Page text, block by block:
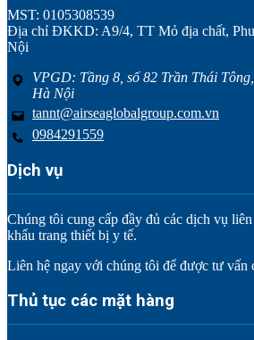
MST: 0105308539
Địa chỉ ĐKKD: A9/4, TT Mỏ địa chất,
Nội
VPGD: Tầng 8, số 82 Trần Thái
Hà Nội
tannt@airseaglobalgroup.com.vn
0984291559
Dịch vụ
Chúng tôi cung cấp đầy đủ các dịch vụ
khẩu trang thiết bị y tế.
Liên hệ ngay với chúng tôi để được tư vấn
Thủ tục các mặt hàng